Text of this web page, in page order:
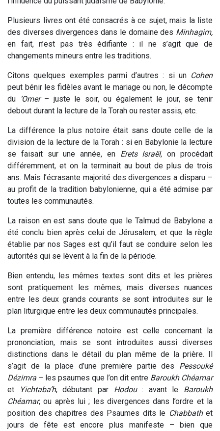
Plusieurs livres ont été consacrés à ce sujet, mais la liste
des diverses divergences dans le domaine des Minhagim,
en fait, n’est pas très édifiante : il ne s’agit que de
changements mineurs entre les traditions.
Citons quelques exemples parmi d’autres : si un Cohen
peut bénir les fidèles avant le mariage ou non, le décompte
du
‘Omer– juste le soir, ou également le jour, se tenir
debout durant la lecture de la Torah ou rester assis, etc.
La différence la plus notoire était sans doute celle de la
division de la lecture de la Torah : si en Babylonie la lecture
se faisait sur une année, en Erets Israël, on procédait
différemment, et on la terminait au bout de plus de trois
ans. Mais l’écrasante majorité des divergences a disparu –
au profit de la tradition babylonienne, qui a été admise par
toutes les communautés.
La raison en est sans doute que le Talmud de Babylone a
été conclu bien après celui de Jérusalem, et que la règle
établie par nos Sages est qu’il faut se conduire selon les
autorités qui se lèvent à la fin de la période.
Bien entendu, les mêmes textes sont dits et les prières
sont pratiquement les mêmes, mais diverses nuances
entre les deux grands courants se sont introduites sur le
plan liturgique entre les deux communautés principales.
La première différence notoire est celle concernant la
prononciation, mais se sont introduites aussi diverses
distinctions dans le détail du plan même de la prière. Il
s’agit de la place d’une première partie des Pessouké
Dézimra – les psaumes que l’on dit entre Baroukh Chéamar
et
Yichtaba’h, débutant par Hodou: avant le Baroukh
Chéamar, ou après lui ; les divergences dans l’ordre et la
position des chapitres des Psaumes dits le Chabbathet
jours de fête est encore plus manifeste – bien que